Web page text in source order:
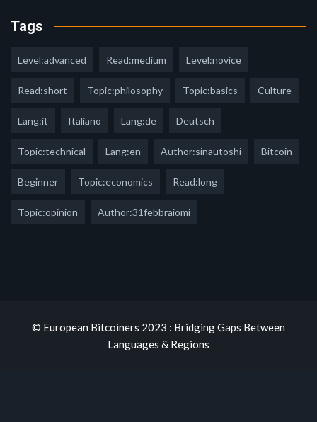
Tags
Level:advanced Read:medium Level:novice
Read:short Topic:philosophy Topic:basics Culture
Lang:it Italiano Lang:de Deutsch
Topic:technical Lang:en Author:sinautoshi Bitcoin
Beginner Topic:economics Read:long
Topic:opinion Author:31febbraiomi
© European Bitcoiners 2023 : Bridging Gaps Between
Languages & Regions